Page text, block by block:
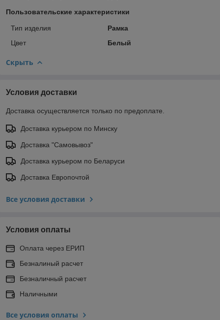
Пользовательские характеристики
Тип изделия
Рамка
Цвет
Белый
Скрыть
Условия доставки
Доставка осуществляется только по предоплате.
Доставка курьером по Минску
Доставка "Самовывоз"
Доставка курьером по Беларуси
Доставка Европочтой
Все условия доставки
Условия оплаты
Оплата через ЕРИП
Безналиный расчет
Безналичный расчет
Наличными
Все условия оплаты